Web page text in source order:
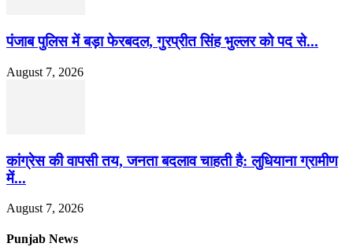
पंजाब पुलिस में बड़ा फेरबदल, गुरप्रीत सिंह भुल्लर को पद से...
August 7, 2026
कांग्रेस की वापसी तय, जनता बदलाव चाहती है: लुधियाना ग्रामीण
में...
August 7, 2026
Punjab News